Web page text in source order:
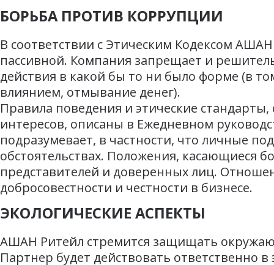
БОРЬБА ПРОТИВ КОРРУПЦИИ
В соответствии с Этическим Кодексом
пассивной. Компания запрещает и
действия в какой бы то ни было форме (в
влиянием, отмывание денег).
Правила поведения и этические
интересов, описаны в Ежедневном
подразумевает, в частности, что личные
обстоятельствах. Положения, касающиеся
представителей и доверенных лиц.
добросовестности и честности в бизнесе.
ЭКОЛОГИЧЕСКИЕ АСПЕКТЫ
АШАН Ритейл стремится защищать
Партнер будет действовать ответственно